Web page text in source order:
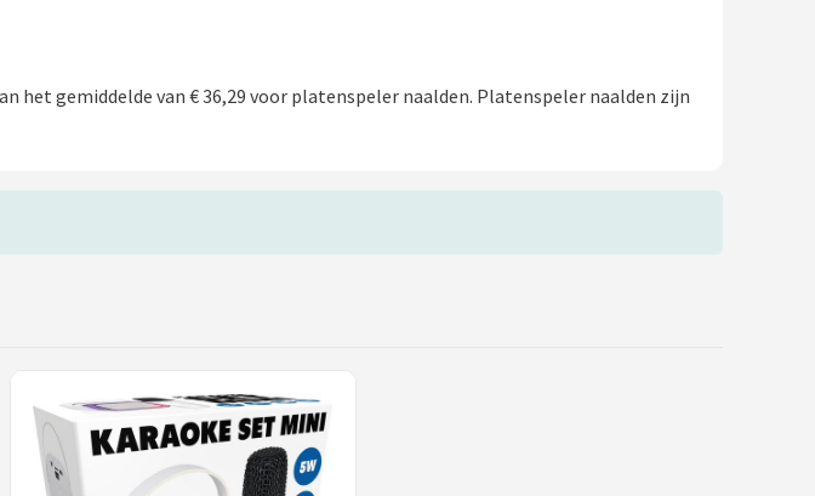
het gemiddelde van € 36,29 voor platenspeler naalden. Platenspeler naalden zijn